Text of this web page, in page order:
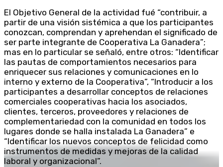
El Objetivo General de la actividad fué “contribuir, a
partir de una visión sistémica a que los participantes
conozcan, comprendan y aprehendan el significado de
ser parte integrante de Cooperativa La Ganadera”;
mas en lo particular se señaló, entre otros: “Identificar
las pautas de comportamientos necesarios para
enriquecer sus relaciones y comunicaciones en lo
interno y externo de la Cooperativa”, “Introducir a los
participantes a desarrollar conceptos de relaciones
comerciales cooperativas hacia los asociados,
clientes, terceros, proveedores y relaciones de
complementariedad con la comunidad en todos los
lugares donde se halla instalada La Ganadera” e
“Identificar los nuevos conceptos de felicidad como
instrumentos de medidas y mejoras de la calidad
laboral y organizacional”.